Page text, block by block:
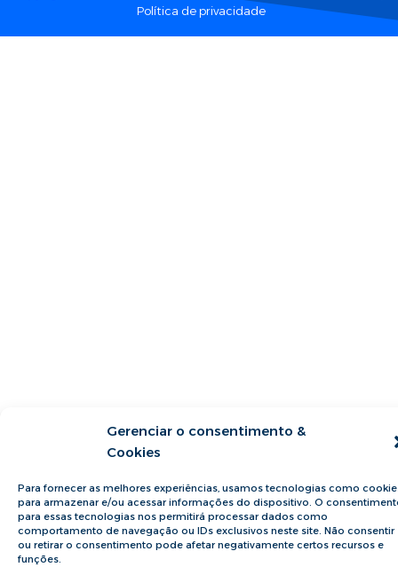
Gerenciar o consentimento &
Cookies
Para fornecer as melhores experiências, usamos tecnologias como
para armazenar e/ou acessar informações do dispositivo. O
para essas tecnologias nos permitirá processar dados como
comportamento de navegação ou IDs exclusivos neste site. Não consentir
ou retirar o consentimento pode afetar negativamente certos recursos e
funções.
Política de privacidade